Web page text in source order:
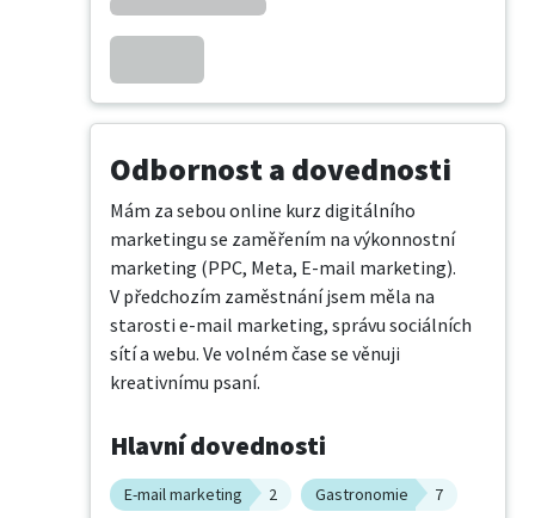
Odbornost a dovednosti
Mám za sebou online kurz digitálního
marketingu se zaměřením na výkonnostní
marketing (PPC, Meta, E-mail marketing).
V předchozím zaměstnání jsem měla na
starosti e-mail marketing, správu sociálních
sítí a webu. Ve volném čase se věnuji
kreativnímu psaní.
Hlavní dovednosti
E-mail marketing 2 Gastronomie 7